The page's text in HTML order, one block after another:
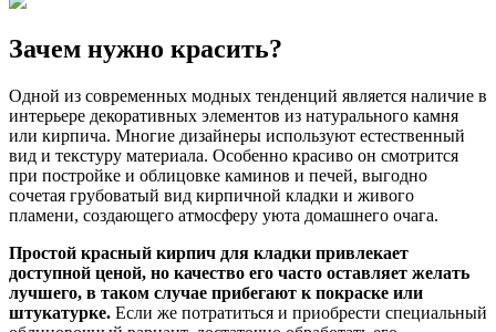
Зачем нужно красить?
Одной из современных модных тенденций является наличие в
интерьере декоративных элементов из натурального камня
или кирпича. Многие дизайнеры используют естественный
вид и текстуру материала. Особенно красиво он смотрится
при постройке и облицовке каминов и печей, выгодно
сочетая грубоватый вид кирпичной кладки и живого
пламени, создающего атмосферу уюта домашнего очага.
Простой красный кирпич для кладки привлекает
доступной ценой, но качество его часто оставляет желать
лучшего, в таком случае прибегают к покраске или
штукатурке. Если же потратиться и приобрести специальный